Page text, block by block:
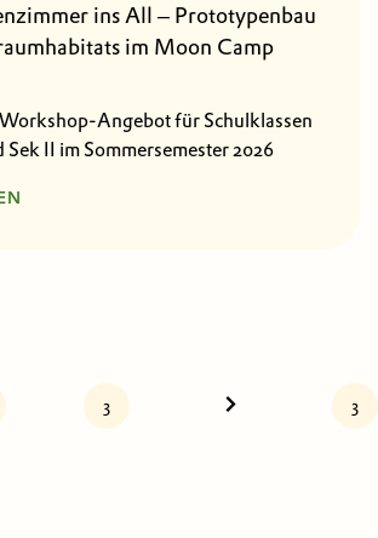
ins All – Prototypenbau
im Moon Camp
Angebot für Schulklassen
der Sek I und Sek II im Sommersemester 2026
3 3